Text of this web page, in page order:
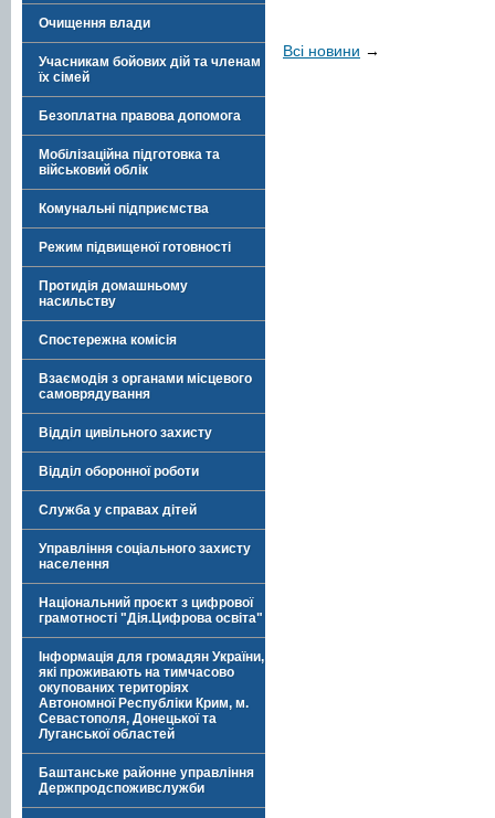
Очищення влади
Учасникам бойових дій та членам
їх сімей
Безоплатна правова допомога
Мобілізаційна підготовка та
військовий облік
Комунальні підприємства
Режим підвищеної готовності
Протидія домашньому
насильству
Спостережна комісія
Взаємодія з органами місцевого
самоврядування
Відділ цивільного захисту
Відділ оборонної роботи
Служба у справах дітей
Управління соціального захисту
населення
Національний проєкт з цифрової
грамотності "Дія.Цифрова освіта"
Інформація для громадян України,
які проживають на тимчасово
окупованих територіях
Автономної Республіки Крим, м.
Севастополя, Донецької та
Луганської областей
Баштанське районне управління
Держпродспоживслужби
Всі новини →